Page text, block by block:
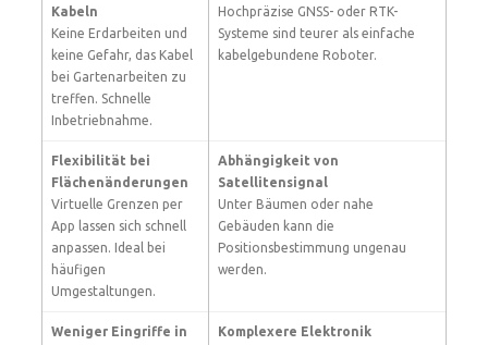
Kabeln
Keine Erdarbeiten und
keine Gefahr, das Kabel
bei Gartenarbeiten zu
treffen. Schnelle
Inbetriebnahme.
Hochpräzise GNSS- oder RTK-
Systeme sind teurer als einfache
kabelgebundene Roboter.
Flexibilität bei
Flächenänderungen
Virtuelle Grenzen per
App lassen sich schnell
anpassen. Ideal bei
häufigen
Umgestaltungen.
Abhängigkeit von
Satellitensignal
Unter Bäumen oder nahe
Gebäuden kann die
Positionsbestimmung ungenau
werden.
Weniger Eingriffe in
Komplexere Elektronik